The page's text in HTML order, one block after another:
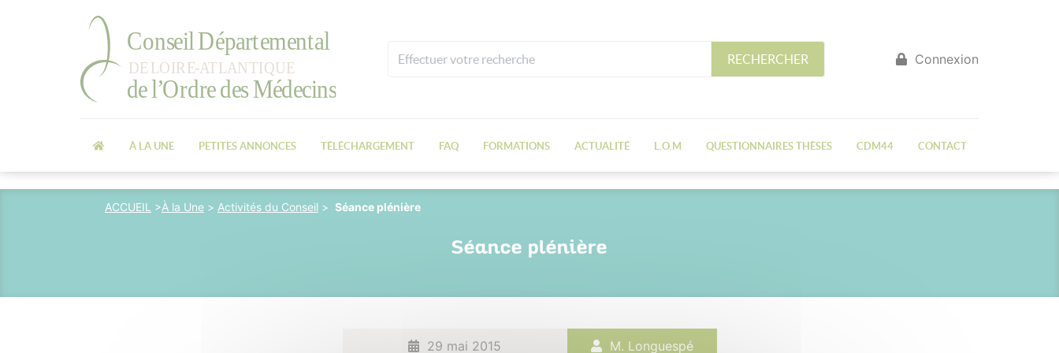
RECHERCHER Connexion
À LA UNE PETITES ANNONCES TÉLÉCHARGEMENT FAQ FORMATIONS ACTUALITÉ L.O.M QUESTIONNAIRES THÈSES CDM44 CONTACT
ACCUEIL >À la Une > Activités du Conseil > Séance plénière
Séance plénière
29 mai 2015 M. Longuespé